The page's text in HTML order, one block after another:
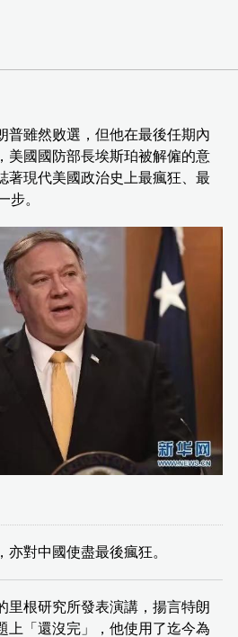
普雖然败選，但他在最後任期內
美國國防部長埃斯珀被解僱的意
著現代美國政治史上最瘋狂、最
步。
對中國使盡最後瘋狂。
里根研究所發表演講，揚言特朗
上「還沒完」，他使用了迄今為